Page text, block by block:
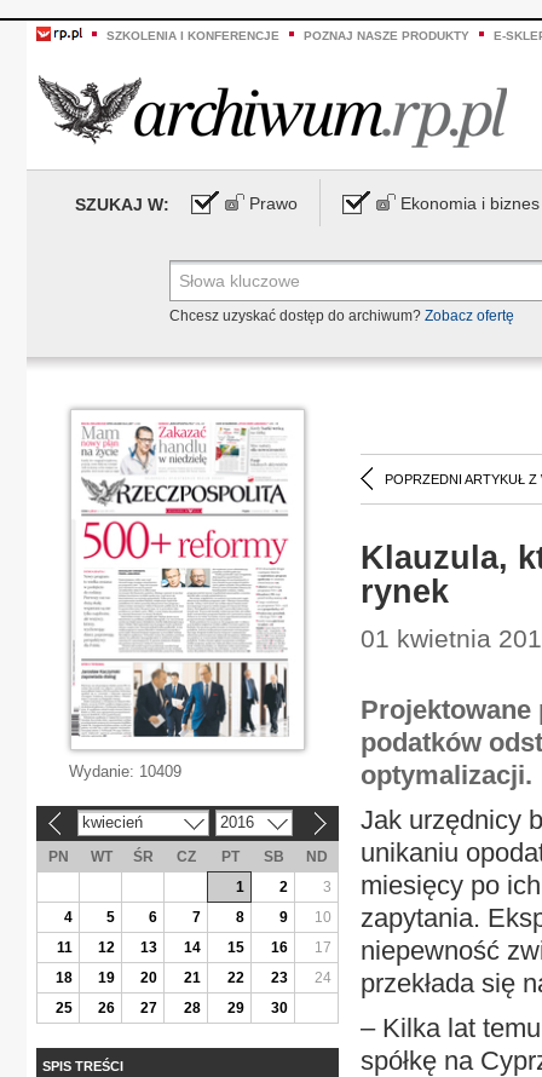
SZKOLENIA I KONFERENCJE POZNAJ NASZE PRODUKTY E-
SZUKAJ W: Prawo Ekonomia i biznes
Chcesz uzyskać dostęp do archiwum? Zobacz ofertę
POPRZEDNI ARTYKUŁ Z
Klauzula,
rynek
01 kwietnia
Projektowane
podatków
optymalizacji.
Jak urzędnicy
unikaniu
miesięcy po
zapytania.
niepewność
przekłada się
– Kilka lat
spółkę na
Wydanie: 10409
kwiecień 2016
PN WT ŚR CZ PT SB
ND
1
2
3
4
5 6 7 8 9
10
11
12 13 14 15 16
17
18
19 20 21 22 23
24
25
26 27 28 29 30
SPIS TREŚCI